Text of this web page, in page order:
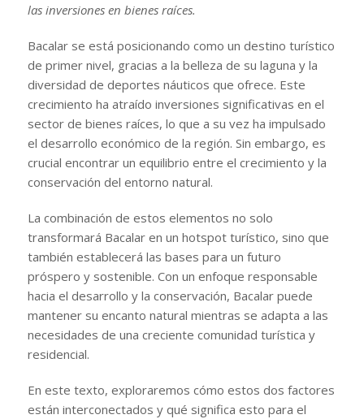
las inversiones en bienes raíces.
Bacalar se está posicionando como un destino turístico
de primer nivel, gracias a la belleza de su laguna y la
diversidad de deportes náuticos que ofrece. Este
crecimiento ha atraído inversiones significativas en el
sector de bienes raíces, lo que a su vez ha impulsado
el desarrollo económico de la región. Sin embargo, es
crucial encontrar un equilibrio entre el crecimiento y la
conservación del entorno natural.
La combinación de estos elementos no solo
transformará Bacalar en un hotspot turístico, sino que
también establecerá las bases para un futuro
próspero y sostenible. Con un enfoque responsable
hacia el desarrollo y la conservación, Bacalar puede
mantener su encanto natural mientras se adapta a las
necesidades de una creciente comunidad turística y
residencial.
En este texto, exploraremos cómo estos dos factores
están interconectados y qué significa esto para el